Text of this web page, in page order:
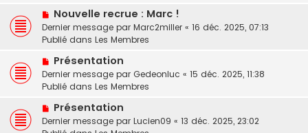
s
a
g
a
u
m
s
s
a
e
N
o
u
e
a
u
e
s
Nouvelle recrue : Marc !
Dernier message par Marc2miller « 16 déc. 2025, 07:13
Publié dans Les Membres
N
o
u
e
a
Présentation
Dernier message par Gedeonluc « 15 déc. 2025, 11:38
Publié dans Les Membres
N
o
Présentation
Dernier message par Lucien09 « 13 déc. 2025, 23:02